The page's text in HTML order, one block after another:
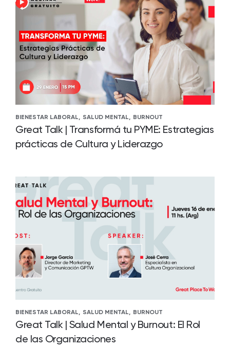
BIENESTAR LABORAL, SALUD MENTAL, BURNOUT
Great Talk | Transformá tu PYME: Estrategias
prácticas de Cultura y Liderazgo
BIENESTAR LABORAL, SALUD MENTAL, BURNOUT
Great Talk | Salud Mental y Burnout: El Rol
de las Organizaciones